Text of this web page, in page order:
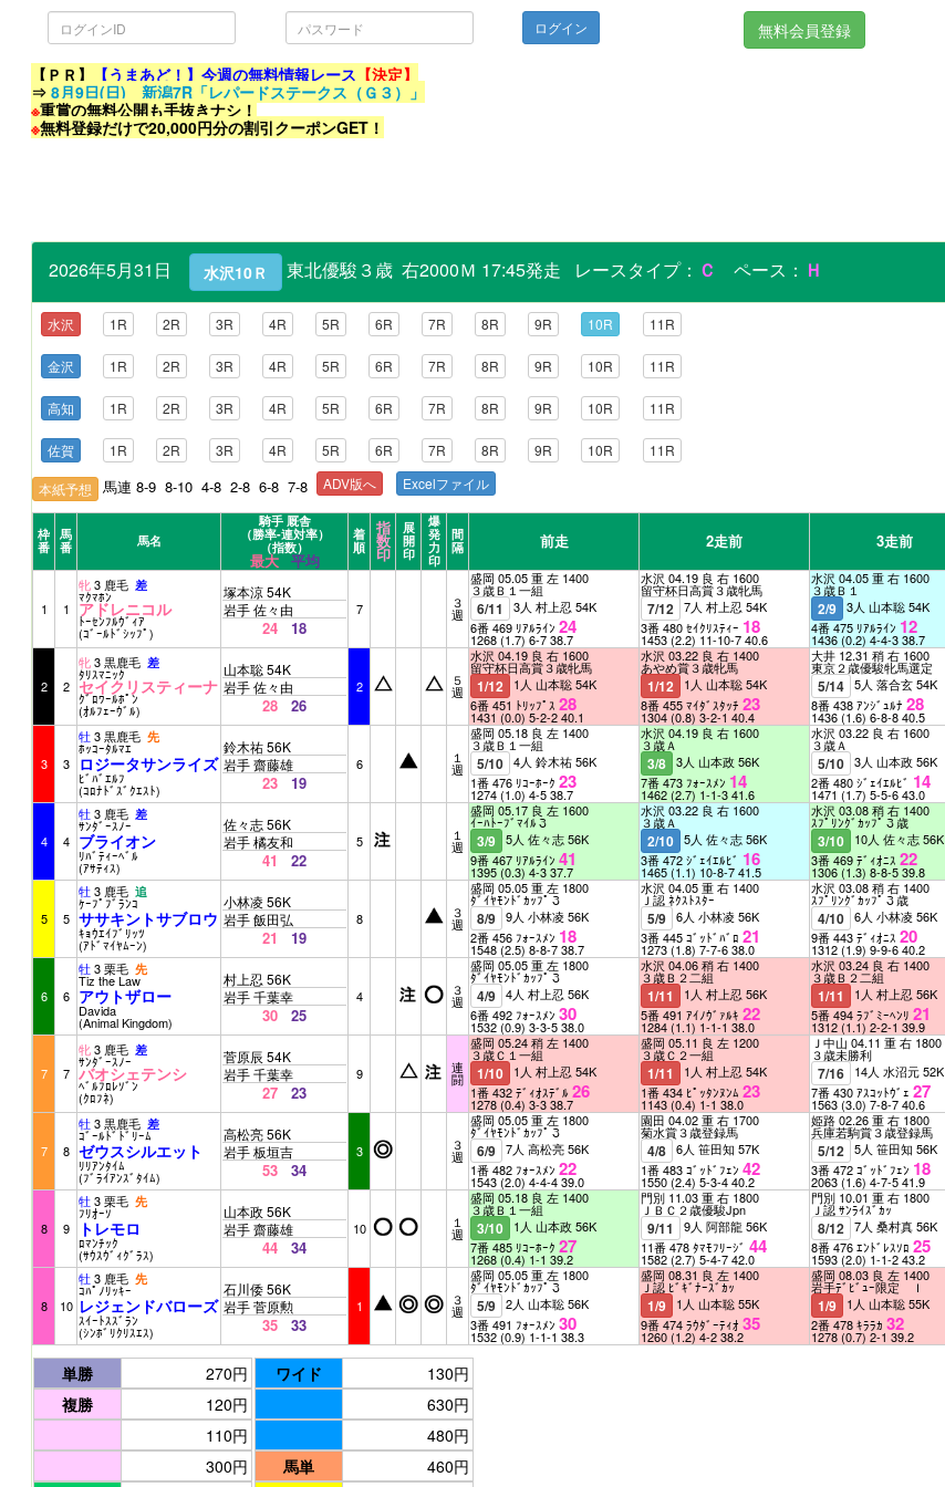
ロ
グ
イ
ID
パ
ス
ワ
ド
無料会員登録
【ＰＲ】
【うまあど！】今週の無料情報レース 【決定】
⇒8月9日(日) 新潟7R「レパードステークス（Ｇ３）」
※重賞の無料公開も手抜きナシ！
※無料登録だけで20,000円分の割引クーポンGET！
2026年5月31日 水沢10Ｒ 東北優駿３歳 右2000Ｍ 17:45発走 レースタイプ： Ｃ ペース： Ｈ
水沢 1R 2R 3R 4R 5R 6R 7R 8R 9R 10R 11R
金沢 1R 2R 3R 4R 5R 6R 7R 8R 9R 10R 11R
高知 1R 2R 3R 4R 5R 6R 7R 8R 9R 10R 11R
佐賀 1R 2R 3R 4R 5R 6R 7R 8R 9R 10R 11R
本紙予想 馬連 8-9 8-10 4-8 2-8 6-8 7-8 ADV版へ Excelファイル
枠
番
馬
番
馬名
騎手 厩舎
（勝率-連対率）
（指数）
最大 平均
着
順
指
数
印
展
開
印
爆
発
力
印
間
隔
前走 2走前 3走前
1 1
牝3 鹿毛差
ﾏｸﾏﾎﾝ
アドレニコル
ﾄｰｾﾝﾌﾙｳﾞｨｱ
(ｺﾞｰﾙﾄﾞｼｯﾌﾟ)
塚本涼 54K
岩手 佐々由
24 18
7 ３
週
盛岡 05.05 重 左 1400
３歳Ｂ１一組
6/11
3人 村上忍 54K
6番 469 ﾘｱﾙﾗｲﾝ24
1268(1.7) 6-738.7
水沢 04.19 良 右 1600
留守杯日高賞３歳牝馬
7/12 7人 村上忍 54K
3番 480 ｾｲｸﾘｽﾃｨｰ 18
1453(2.2) 11-10-740.6
水沢 04.05 重 右 1600
３歳Ｂ１
2/9 3人 山本聡 54K
4番 475 ﾘｱﾙﾗｲﾝ 12
1436(0.2) 4-4-338.7
2 2
牝3 黒鹿毛差
ﾀﾘｽﾏﾆｯｸ
セイクリスティーナ
ｸﾞﾛﾜｰﾙﾎﾟﾝ
(ｵﾙﾌｪｰｳﾞﾙ)
山本聡 54K
岩手 佐々由
28 26
2 ５
週
水沢 04.19 良 右 1600
留守杯日高賞３歳牝馬
1/12
1人 山本聡 54K
6番 451 ﾄﾘｯﾌﾟｽ28
1431(0.0)5-2-240.1
水沢 03.22 良 右 1400
あやめ賞３歳牝馬
1/12
1人 山本聡 54K
8番 455 ﾏｲﾀﾞｽﾀｯﾁ23
1304(0.8) 3-2-1 40.4
大井 12.31 稍 右 1600
東京２歳優駿牝馬選定
5/14 5人 落合玄 54K
8番 438 ｱﾝｼﾞｭﾙﾅ28
1436(1.6) 6-8-840.5
3 3
牡3 黒鹿毛先
ﾎｯｺｰﾀﾙﾏｴ
ロジータサンライズ
ﾋﾞﾊﾞｴﾙﾌ
(ｺﾛﾅﾄﾞｽﾞｸｴｽﾄ)
鈴木祐 56K
岩手 齋藤雄
23 19
6 １
週
盛岡 05.18 良 左 1400
３歳Ｂ１一組
5/10 4人 鈴木祐 56K
1番 476 ﾘｺｰﾎｰｸ23
1274(1.0) 4-538.7
水沢 04.19 良 右 1600
３歳Ａ
3/8 3人 山本政 56K
7番 473 ﾌｫｰｽﾒﾝ 14
1462(2.7) 1-1-341.6
水沢 03.22 良 右 1600
３歳Ａ
5/10 3人 山本政 56K
2番 480 ｼﾞｪｲｴﾙﾋﾞ 14
1471(1.7) 5-5-643.0
4 4
牡3 鹿毛差
ｻﾝﾀﾞｰｽﾉｰ
ブライオン
ﾘﾊﾞﾃｨｰﾍﾞﾙ
(ｱｻﾃｨｽ)
佐々志 56K
岩手 橘友和
41 22
5 １
週
盛岡 05.17 良 左 1600
ｲｰﾊﾄｰﾌﾞﾏｲﾙ３
3/9 5人 佐々志 56K
9番 467 ﾘｱﾙﾗｲﾝ41
1395(0.3) 4-337.7
水沢 03.22 良 右 1600
３歳Ａ
2/10 5人 佐々志 56K
3番 472 ｼﾞｪｲｴﾙﾋﾞ 16
1465(1.1) 10-8-741.5
水沢 03.08 稍 右 1400
ｽﾌﾟﾘﾝｸﾞｶｯﾌﾟ３歳
3/10
10人 佐々志 56K
3番 469 ﾃﾞｨｵﾆｽ22
1306(1.3) 8-8-539.8
5 5
牡3 鹿毛追
ｹｰﾌﾟﾌﾞﾗﾝｺ
ササキントサブロウ
ｷｮｳｴｲﾌﾞﾘｯﾂ
(ｱﾄﾞﾏｲﾔﾑｰﾝ)
小林凌 56K
岩手 飯田弘
21 19
8 ３
週
盛岡 05.05 重 左 1800
ﾀﾞｲﾔﾓﾝﾄﾞｶｯﾌﾟ３
8/9 9人 小林凌 56K
2番 456 ﾌｫｰｽﾒﾝ 18
1548(2.5) 8-8-738.7
水沢 04.05 重 右 1400
Ｊ認 ﾈｸｽﾄｽﾀｰ
5/9 6人 小林凌 56K
3番 445 ｺﾞｯﾄﾞﾊﾞﾛ21
1273(1.8) 7-7-638.0
水沢 03.08 稍 右 1400
ｽﾌﾟﾘﾝｸﾞｶｯﾌﾟ３歳
4/10 6人 小林凌 56K
9番 443 ﾃﾞｨｵﾆｽ20
1312(1.9) 9-9-640.2
6 6
牡3 栗毛先
Tiz the Law
アウトザロー
Davida
(Animal Kingdom)
村上忍 56K
岩手 千葉幸
30 25
4 ３
週
盛岡 05.05 重 左 1800
ﾀﾞｲﾔﾓﾝﾄﾞｶｯﾌﾟ３
4/9 4人 村上忍 56K
6番 492 ﾌｫｰｽﾒﾝ30
1532(0.9) 3-3-538.0
水沢 04.06 稍 右 1400
３歳Ｂ２二組
1/11
1人 村上忍 56K
5番 491 ｱｲﾉｳﾞｧﾙｷ22
1284(1.1) 1-1-1 38.0
水沢 03.24 良 右 1400
３歳Ｂ２二組
1/11
1人 村上忍 56K
5番 494 ﾗﾌﾞﾐｰﾍﾝﾘ21
1312(1.1) 2-2-1 39.9
7 7
牝3 鹿毛差
ｻﾝﾀﾞｰｽﾉｰ
バオシェテンシ
ﾍﾞﾙﾌﾛﾚｿﾞﾝ
(ｸﾛﾌﾈ)
菅原辰 54K
岩手 千葉幸
27 23
9 連
闘
盛岡 05.24 稍 左 1400
３歳Ｃ１一組
1/10
1人 村上忍 54K
1番 432 ﾃﾞｨｵｽﾃﾞﾙ26
1278(0.4) 3-338.7
盛岡 05.11 良 左 1200
３歳Ｃ２一組
1/11
1人 村上忍 54K
1番 434 ﾋﾟｯﾀﾝﾇﾝﾑ23
1143(0.4) 1-1 38.0
Ｊ中山 04.11 重 右 1800
３歳未勝利
7/16
14人 水沼元 52K
7番 430 ｱｽｺｯﾄｳﾞｪ27
1563(3.0) 7-8-740.6
7 8
牡3 黒鹿毛差
ｺﾞｰﾙﾄﾞﾄﾞﾘｰﾑ
ゼウスシルエット
ﾘﾘｱﾝﾀｲﾑ
(ﾌﾞﾗｲｱﾝｽﾞﾀｲﾑ)
高松亮 56K
岩手 板垣吉
53 34
3 ３
週
盛岡 05.05 重 左 1800
ﾀﾞｲﾔﾓﾝﾄﾞｶｯﾌﾟ３
6/9 7人 高松亮 56K
1番 482 ﾌｫｰｽﾒﾝ22
1543(2.0) 4-4-439.0
園田 04.02 重 右 1700
菊水賞３歳登録馬
4/8 6人 笹田知 57K
1番 483 ｺﾞｯﾄﾞﾌｪﾝ42
1550(2.4) 5-3-440.2
姫路 02.26 重 右 1800
兵庫若駒賞３歳登録馬
5/12 5人 笹田知 56K
3番 472 ｺﾞｯﾄﾞﾌｪﾝ 18
2063(1.6) 4-7-541.9
8 9
牡3 栗毛先
ﾌﾘｵｰｿ
トレモロ
ﾛﾏﾝﾁｯｸ
(ｻｳｽｳﾞｨｸﾞﾗｽ)
山本政 56K
岩手 齋藤雄
44 34
10 １
週
盛岡 05.18 良 左 1400
３歳Ｂ１一組
3/10
1人 山本政 56K
7番 485 ﾘｺｰﾎｰｸ27
1268(0.4) 1-1 39.2
門別 11.03 重 右 1800
ＪＢＣ２歳優駿Jpn
9/11
9人 阿部龍 56K
11番 478 ﾀﾏﾓﾌﾘｰｼﾞ44
1582(2.7)5-4-742.0
門別 10.01 重 右 1800
Ｊ認 ｻﾝﾗｲｽﾞｶｯ
8/12 7人 桑村真 56K
8番 476 ｴﾝﾄﾞﾚｽｿﾛ25
1593(2.0) 1-1-243.2
8 10
牡3 鹿毛先
ｺﾊﾟﾉﾘｯｷｰ
レジェンドバローズ
ｽｲｰﾄｽｽﾞﾗﾝ
(ｼﾝﾎﾞﾘｸﾘｽｴｽ)
石川倭 56K
岩手 菅原勲
35 33
1 ３
週
盛岡 05.05 重 左 1800
ﾀﾞｲﾔﾓﾝﾄﾞｶｯﾌﾟ３
5/9 2人 山本聡 56K
3番 491 ﾌｫｰｽﾒﾝ30
1532(0.9) 1-1-1 38.3
盛岡 08.31 良 左 1400
Ｊ認 ﾋﾞｷﾞﾅｰｽﾞｶｯ
1/9
1人 山本聡 55K
9番 474 ﾗｳﾀﾞｰﾃｨｵ35
1260(1.2)4-238.2
盛岡 08.03 良 左 1400
岩手ﾃﾞﾋﾞｭｰ限定 Ｉ
1/9
1人 山本聡 55K
2番 478 ｷﾗﾗｶ32
1278(0.7)2-1 39.2
単勝
270円
複勝
120円
110円
300円
ワイド
130円
630円
480円
馬単
460円